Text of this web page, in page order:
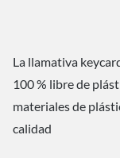
La llamativa
100 % libre de
materiales de
calidad